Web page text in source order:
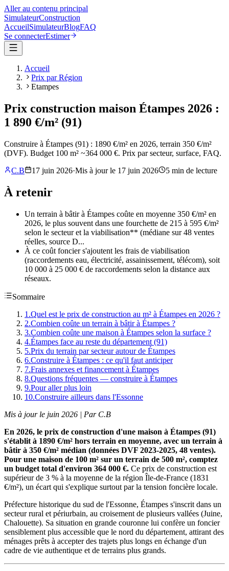
Aller au contenu principal
SimulateurConstruction
AccueilSimulateurBlogFAQ
Se connecterEstimer
Accueil
Prix par Région
Etampes
Prix construction maison Étampes 2026 :
1 890 €/m² (91)
Construire à Étampes (91) : 1890 €/m² en 2026, terrain 350 €/m²
(DVF). Budget 100 m² ~364 000 €. Prix par secteur, surface, FAQ.
C.B
17 juin 2026·Mis à jour le 17 juin 2026 5 min de lecture
À retenir
Un terrain à bâtir à Étampes coûte en moyenne 350 €/m² en
2026, le plus souvent dans une fourchette de 215 à 595 €/m²
selon le secteur et la viabilisation** (médiane sur 48 ventes
réelles, source D...
À ce coût foncier s'ajoutent les frais de viabilisation
(raccordements eau, électricité, assainissement, télécom), soit
10 000 à 25 000 € de raccordements selon la distance aux
réseaux.
Sommaire
1 .Quel est le prix de construction au m² à Étampes en 2026 ?
2.Combien coûte un terrain à bâtir à Étampes ?
3.Combien coûte une maison à Étampes selon la surface ?
4.Étampes face au reste du département (91)
5.Prix du terrain par secteur autour de Étampes
6.Construire à Étampes : ce qu'il faut anticiper
7.Frais annexes et financement à Étampes
8.Questions fréquentes — construire à Étampes
9.Pour aller plus loin
10.Construire ailleurs dans l'Essonne
Mis à jour le juin 2026 | Par C.B
En 2026, le prix de construction d'une maison à Étampes (91)
s'établit à 1890 €/m² hors terrain en moyenne, avec un terrain à
bâtir à 350 €/m² médian (données DVF 2023-2025, 48 ventes).
Pour une maison de 100 m² sur un terrain de 500 m², comptez
un budget total d'environ 364 000 €. Ce prix de construction est
supérieur de 3 % à la moyenne de la région Île-de-France (1831
€/m²), un écart qui s'explique surtout par la tension foncière locale.
Préfecture historique du sud de l'Essonne, Étampes s'inscrit dans un
secteur rural et périurbain, au croisement de plusieurs vallées (Juine,
Chalouette). Sa situation en grande couronne lui confère un foncier
sensiblement plus accessible que le nord du département, attirant des
ménages prêts à accepter des trajets plus longs en échange d'un
cadre de vie authentique et de terrains plus grands.